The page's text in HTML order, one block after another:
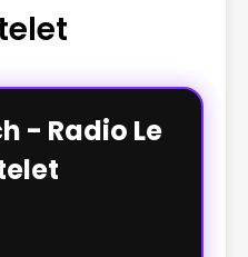
- Radio Le